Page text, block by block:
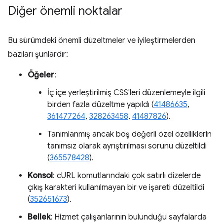
Diğer önemli noktalar
Bu sürümdeki önemli düzeltmeler ve iyileştirmelerden
bazıları şunlardır:
Öğeler:
İç içe yerleştirilmiş CSS'leri düzenlemeyle ilgili
birden fazla düzeltme yapıldı (41486635,
361477264, 328263458, 41487826).
Tanımlanmış ancak boş değerli özel özelliklerin
tanımsız olarak ayrıştırılması sorunu düzeltildi
(365578428).
Konsol: cURL komutlarındaki çok satırlı dizelerde
çıkış karakteri kullanılmayan bir ve işareti düzeltildi
(352651673).
Bellek: Hizmet çalışanlarının bulunduğu sayfalarda